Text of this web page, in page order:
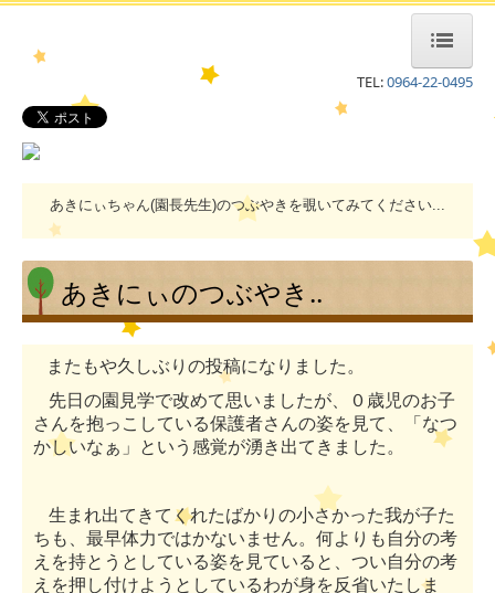
ホーム
キラキラボックス(TOP)
ひかりキッチン
園だより＆行事予定
あきにいちゃんのへや
ひまわりのへや
情報開示
TEL:0964-22-0495
あきにぃちゃん(園長先生)のつぶやきを覗いてみてください...
あきにぃのつぶやき..
またもや久しぶりの投稿になりました。
先日の園見学で改めて思いましたが、０歳児のお子
さんを抱っこしている保護者さんの姿を見て、「なつ
かしいなぁ」という感覚が湧き出てきました。
生まれ出てきてくれたばかりの小さかった我が子た
ちも、最早体力ではかないません。何よりも自分の考
えを持とうとしている姿を見ていると、つい自分の考
えを押し付けようとしているわが身を反省いたしま